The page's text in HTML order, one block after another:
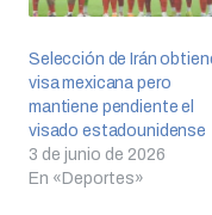
Selección de Irán
visa mexicana pero
mantiene pendiente el
visado estadounidense
3 de junio de 2026
En «Deportes»